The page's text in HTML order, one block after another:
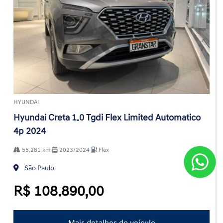
HYUNDAI
Hyundai Creta 1.0 Tgdi Flex Limited Automatico
4p 2024
55.281 km 2023/2024 Flex
São Paulo
R$ 108.890,00